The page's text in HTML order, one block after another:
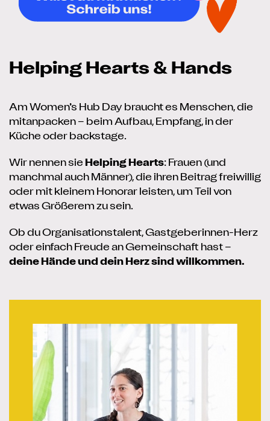
Helping Hearts & Hands
Am Women’s Hub Day braucht es Menschen, die
mitanpacken – beim Aufbau, Empfang, in der
Küche oder backstage.
Wir nennen sie Helping Hearts: Frauen (und
manchmal auch Männer), die ihren Beitrag freiwillig
oder mit kleinem Honorar leisten, um Teil von
etwas Größerem zu sein.
Ob du Organisationstalent, Gastgeberinnen-Herz
oder einfach Freude an Gemeinschaft hast –
deine Hände und dein Herz sind willkommen.